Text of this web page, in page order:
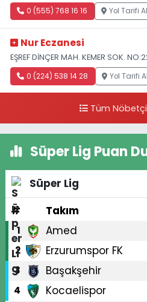
0 (555) 768 16 16 Yol Tarifi Al
Nur Eczanesi
EŞREF DİNÇER MAH. KEMER SOK.
0 (224) 538 14 28 Yol Tarifi Al
Tüm
Süper Lig Puan
Süper Lig
#
Takım
1 Amed
2 Erzurumspor FK
3 Başakşehir
4 Kocaelispor